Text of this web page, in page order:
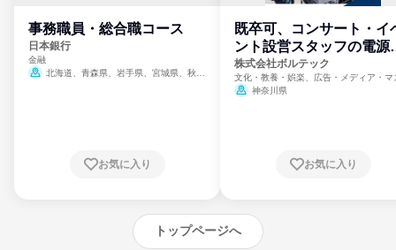
事務職員・総合職コース
日本銀行
金融
北海道、青森県、岩手県、宮城県、秋田
崎県、熊本県、大分県、宮崎県、鹿児島県、
お気に入り
既卒可、コンサート・イ
ント設営スタッフの電源
門
株式会社ボルテック
文化・教養・娯楽、広告・メディア・マ
ミ、電力・ガス・水道・エネルギー
神奈川県
お気に入り
トップページへ